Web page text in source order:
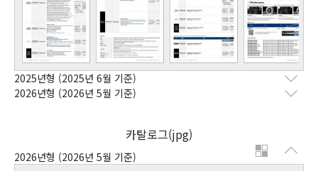
2025년형 (2025년 6월 기준)
2026년형 (2026년 5월 기준)
카탈로그(jpg)
2026년형 (2026년 5월 기준)